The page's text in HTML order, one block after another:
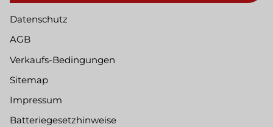
Datenschutz
AGB
Verkaufs-Bedingungen
Sitemap
Impressum
Batteriegesetzhinweise